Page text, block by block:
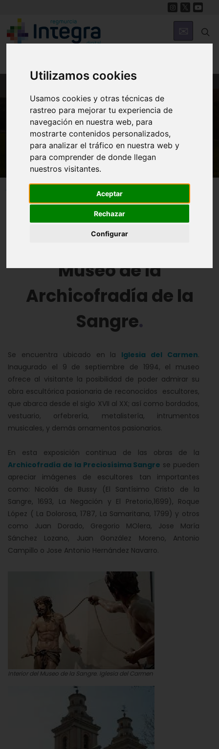
Utilizamos cookies
Usamos cookies y otras técnicas de
rastreo para mejorar tu experiencia de
navegación en nuestra web, para
mostrarte contenidos personalizados,
para analizar el tráfico en nuestra web y
para comprender de donde llegan
nuestros visitantes.
Aceptar
Rechazar
Configurar
MUNICIPIOS
Murcia
Museo de la Archicofradía de la Sangre
Murcia
Museo de la
Archicofradía de la
Sangre
Se encuentra ubicado en la Iglesia del Carmen.
Inaugurado el 9 de septiembre de 1994, el museo
ofrece al visitante la posibilidad de poder admirar su
obra escultórica pasionaria de reconocidos escultores,
que abarca desde el siglo XVII al XX; así como bordados,
vestuario, orfebrería, metalistería, intrumentos
musicales, y demás ornamentos pasionarios.
En esta exposición continua de las obras de la
Archicofradía de la Preciosísima Sangre se pueden
apreciar imágenes de escultores tan importantes
como: Nicolás de Bussy (El Santísimo Cristo de la
Sangre, 1693, La Negación y El Pretorio,1699), Roque
López ( La Dolorosa, 1787, La Samaritana, 1799) y otros
como Juan Dorado, Gregorio MOlera, Jose María
Sánchez Lozano, Juan González Moreno, Antonio
Campillo o Jose Antonio Hernández Navarro.
Interior del Museo de la Sangre. Iglesia del Carmen